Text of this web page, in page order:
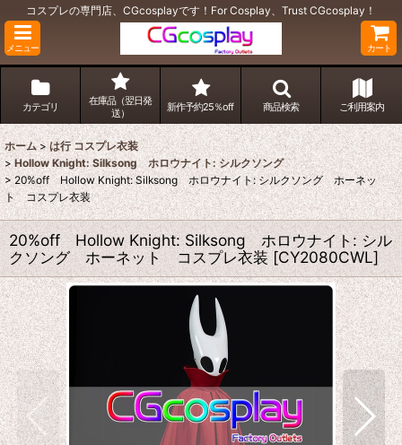
コスプレの専門店、CGcosplayです！For Cosplay、Trust CGcosplay！
メニュー カート
カテゴリ
在庫品（翌日発
送）
新作予約25％off 商品検索 ご利用案内
ホーム > は行 コスプレ衣装
> Hollow Knight: Silksong ホロウナイト: シルクソング
> 20%off Hollow Knight: Silksong ホロウナイト: シルクソング ホーネッ
ト コスプレ衣装
20%off Hollow Knight: Silksong ホロウナイト: シル
クソング ホーネット コスプレ衣装 [CY2080CWL]